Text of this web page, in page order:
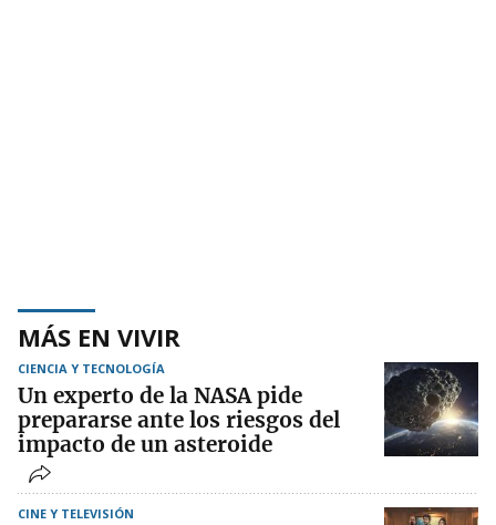
MÁS EN VIVIR
CIENCIA Y TECNOLOGÍA
Un experto de la NASA pide
prepararse ante los riesgos del
impacto de un asteroide
CINE Y TELEVISIÓN